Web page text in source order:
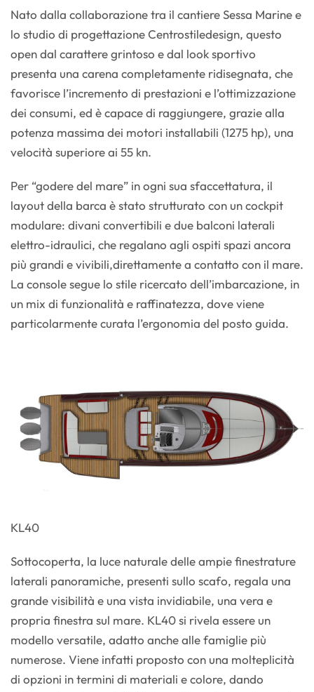
Nato dalla collaborazione tra il cantiere Sessa Marine e
lo studio di progettazione Centrostiledesign, questo
open dal carattere grintoso e dal look sportivo
presenta una carena completamente ridisegnata, che
favorisce l’incremento di prestazioni e l’ottimizzazione
dei consumi, ed è capace di raggiungere, grazie alla
potenza massima dei motori installabili (1275 hp), una
velocità superiore ai 55 kn.
Per “godere del mare” in ogni sua sfaccettatura, il
layout della barca è stato strutturato con un cockpit
modulare: divani convertibili e due balconi laterali
elettro-idraulici, che regalano agli ospiti spazi ancora
più grandi e vivibili,direttamente a contatto con il mare.
La console segue lo stile ricercato dell’imbarcazione, in
un mix di funzionalità e raffinatezza, dove viene
particolarmente curata l’ergonomia del posto guida.
KL40
Sottocoperta, la luce naturale delle ampie finestrature
laterali panoramiche, presenti sullo scafo, regala una
grande visibilità e una vista invidiabile, una vera e
propria finestra sul mare. KL40 si rivela essere un
modello versatile, adatto anche alle famiglie più
numerose. Viene infatti proposto con una molteplicità
di opzioni in termini di materiali e colore, dando